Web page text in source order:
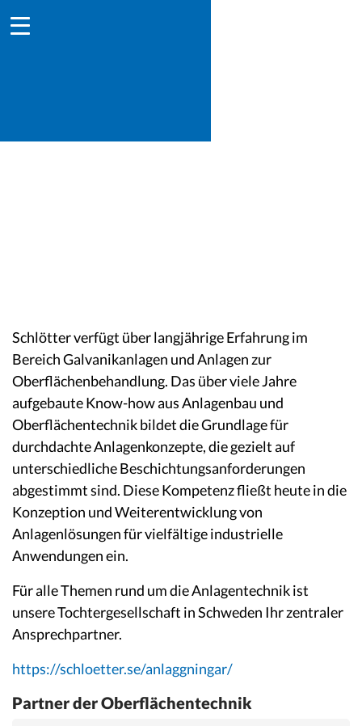
Schlötter verfügt über langjährige Erfahrung im
Bereich Galvanikanlagen und Anlagen zur
Oberflächenbehandlung. Das über viele Jahre
aufgebaute Know-how aus Anlagenbau und
Oberflächentechnik bildet die Grundlage für
durchdachte Anlagenkonzepte, die gezielt auf
unterschiedliche Beschichtungsanforderungen
abgestimmt sind. Diese Kompetenz fließt heute in die
Konzeption und Weiterentwicklung von
Anlagenlösungen für vielfältige industrielle
Anwendungen ein.
Für alle Themen rund um die Anlagentechnik ist
unsere Tochtergesellschaft in Schweden Ihr zentraler
Ansprechpartner.
https://schloetter.se/anlaggningar/
Partner der Oberflächentechnik